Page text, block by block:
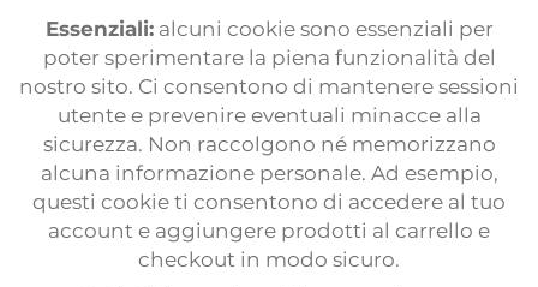
Essenziali:alcuni cookie sono essenziali per
poter sperimentare la piena funzionalità del
nostro sito. Ci consentono di mantenere sessioni
utente e prevenire eventuali minacce alla
sicurezza. Non raccolgono né memorizzano
alcuna informazione personale. Ad esempio,
questi cookie ti consentono di accedere al tuo
account e aggiungere prodotti al carrello e
checkout in modo sicuro.